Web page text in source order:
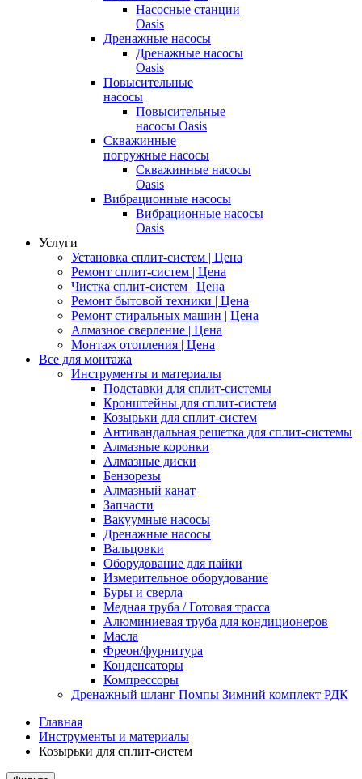
Насосные станции
Oasis
Дренажные насосы
Дренажные насосы
Oasis
Повысительные
насосы
Повысительные
насосы Oasis
Скважинные
погружные насосы
Скважинные насосы
Oasis
Вибрационные насосы
Вибрационные насосы
Oasis
Услуги
Установка сплит-систем | Цена
Ремонт сплит-систем | Цена
Чистка сплит-систем | Цена
Ремонт бытовой техники | Цена
Ремонт стиральных машин | Цена
Алмазное сверление | Цена
Монтаж отопления | Цена
Все для монтажа
Инструменты и материалы
Подставки для сплит-системы
Кронштейны для сплит-систем
Козырьки для сплит-систем
Антивандальная решетка для сплит-системы
Алмазные коронки
Алмазные диски
Бензорезы
Алмазный канат
Запчасти
Вакуумные насосы
Дренажные насосы
Вальцовки
Оборудование для пайки
Измерительное оборудование
Буры и сверла
Медная труба / Готовая трасса
Алюминиевая труба для кондиционеров
Масла
Фреон/фурнитура
Конденсаторы
Компрессоры
Дренажный шланг Помпы Зимний комплект РДК
Главная
Инструменты и материалы
Козырьки для сплит-систем